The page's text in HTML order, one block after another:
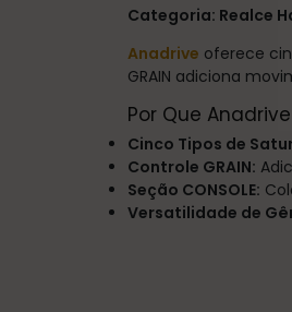
Categoria: Realce
Anadrive oferece
GRAIN adiciona
Por Que
Cinco Tipos de
Controle GRAIN:
Seção CONSOLE:
Versatilidade de